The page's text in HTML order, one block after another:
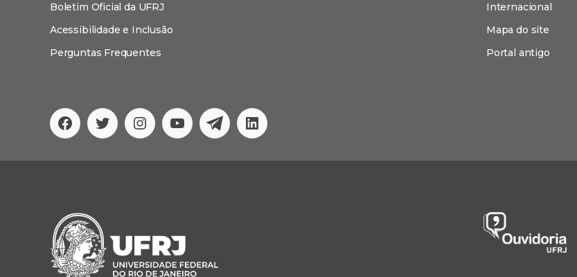
Facebook
TwitterInstagram
YouTubeTelegramLinkedin
Boletim Oficial da UFRJ
Acessibilidade e Inclusão
Perguntas Frequentes
Internacional
Mapa do site
Portal antigo